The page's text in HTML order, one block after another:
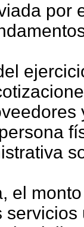
por
el
servicios